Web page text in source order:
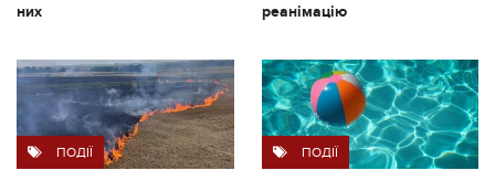
них
реанімацію
ПОДІЇ ПОДІЇ